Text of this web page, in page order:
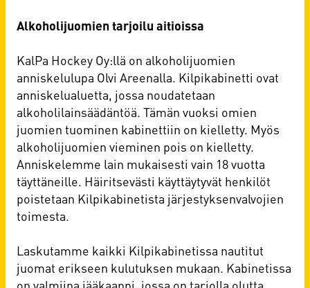
Alkoholijuomien tarjoilu aitioissa
KalPa Hockey Oy:llä on alkoholijuomien
anniskelulupa Olvi Areenalla. Kilpikabinetti ovat
anniskelualuetta, jossa noudatetaan
alkoholilainsäädäntöä. Tämän vuoksi omien
juomien tuominen kabinettiin on kielletty. Myös
alkoholijuomien vieminen pois on kielletty.
Anniskelemme lain mukaisesti vain 18 vuotta
täyttäneille. Häiritsevästi käyttäytyvät henkilöt
poistetaan Kilpikabinetista järjestyksenvalvojien
toimesta.
Laskutamme kaikki Kilpikabinetissa nautitut
juomat erikseen kulutuksen mukaan. Kabinetissa